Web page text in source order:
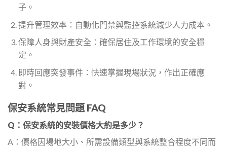
子。
提升管理效率：自動化門禁與監控系統減少人力成本。
保障人身與財產安全：確保居住及工作環境的安全穩
定。
即時回應突發事件：快速掌握現場狀況，作出正確應
對。
保安系統常見問題 FAQ
Q：保安系統的安裝價格大約是多少？
A：價格因場地大小、所需設備類型與系統整合程度不同而